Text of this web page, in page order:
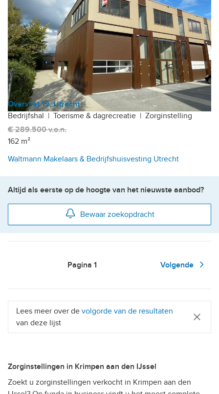
Overvliet 19, Utrecht
Bedrijfshal | Toerisme & dagrecreatie | Zorginstelling
€ 289.500 v.o.n.
162 m²
Waltmann Makelaars & Bedrijfshuisvesting Utrecht
Altijd als eerste op de hoogte van het nieuwste aanbod?
Bewaar zoekopdracht
Pagina 1 Volgende
Lees meer over de volgorde van de resultaten
van deze lijst
Zorginstellingen in Krimpen aan den IJssel
Zoekt u zorginstellingen verkocht in Krimpen aan den